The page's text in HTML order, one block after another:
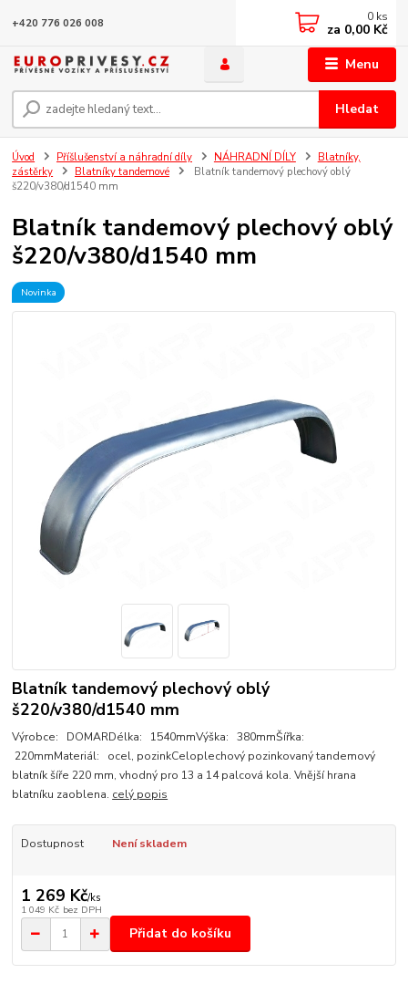
Menu
Hledat
+420 776 026 008 0 ks
za 0,00 Kč
Úvod Příšlušenství a náhradní díly NÁHRADNÍ DÍLY
Blatníky,
zástěrky
Blatníky tandemové
Blatník tandemový plechový oblý
š220/v380/d1540 mm
Blatník tandemový plechový oblý
š220/v380/d1540 mm
Novinka
Blatník tandemový plechový oblý
š220/v380/d1540 mm
Výrobce: DOMARDélka: 1540mmVýška: 380mmŠířka:
220mmMateriál: ocel, pozinkCeloplechový pozinkovaný tandemový
blatník šíře 220 mm, vhodný pro 13 a 14 palcová kola. Vnější hrana
blatníku zaoblena. celý popis
Dostupnost Není skladem
1 269 Kč/ks
1 049 Kč bez DPH
Přidat do košíku